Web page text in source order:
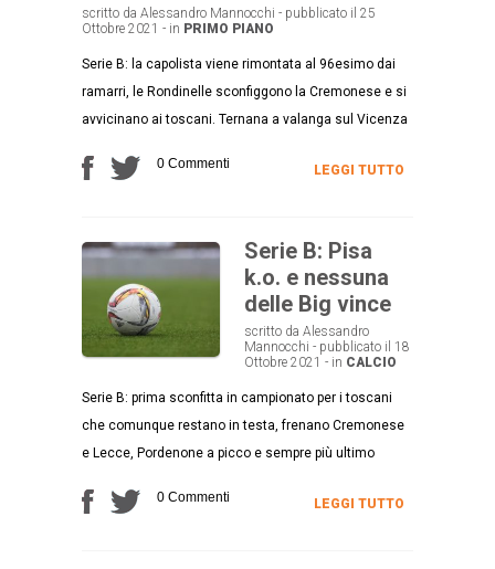
scritto da Alessandro Mannocchi - pubblicato il 25
Ottobre 2021 - in PRIMO PIANO
Serie B: la capolista viene rimontata al 96esimo dai
ramarri, le Rondinelle sconfiggono la Cremonese e si
avvicinano ai toscani. Ternana a valanga sul Vicenza
0 Commenti LEGGI TUTTO
Serie B: Pisa
k.o. e nessuna
delle Big vince
scritto da Alessandro
Mannocchi - pubblicato il 18
Ottobre 2021 - in CALCIO
Serie B: prima sconfitta in campionato per i toscani
che comunque restano in testa, frenano Cremonese
e Lecce, Pordenone a picco e sempre più ultimo
0 Commenti LEGGI TUTTO